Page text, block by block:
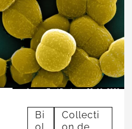
Bi
Collecti